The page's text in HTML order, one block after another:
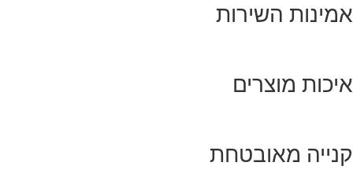
אמינות השירות
איכות מוצרים
קנייה מאובטחת